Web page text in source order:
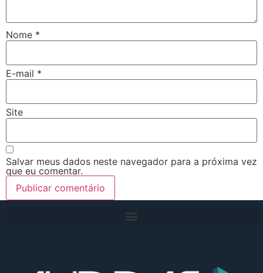
Nome *
E-mail *
Site
Salvar meus dados neste navegador para a próxima vez
que eu comentar.